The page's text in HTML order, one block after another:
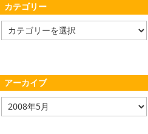
カテゴリー
テ
ー
アーカイブ
ア
ー